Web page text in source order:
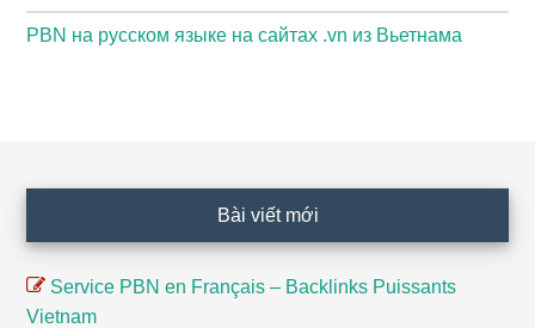
PBN на русском языке на сайтах .vn из Вьетнама
Bài viết mới
Service PBN en Français – Backlinks Puissants
Vietnam